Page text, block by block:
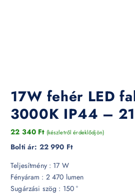
17W fehér LED
3000K IP44 –
22 340 Ft (készletről érdeklődjön)
Bolti ár: 22 990 Ft
Teljesítmény : 17 W
Fényáram : 2 470 lumen
Sugárzási szög : 150 °